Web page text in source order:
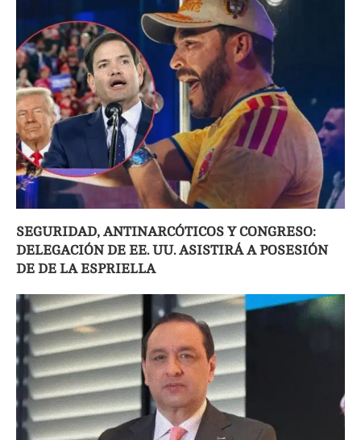
SEGURIDAD, ANTINARCÓTICOS Y CONGRESO:
DELEGACIÓN DE EE. UU. ASISTIRÁ A POSESIÓN
DE DE LA ESPRIELLA